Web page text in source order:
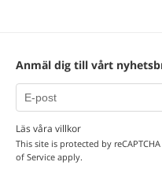
Anmäl dig till vårt
Läs våra villkor
This site is protected by
of Service apply.